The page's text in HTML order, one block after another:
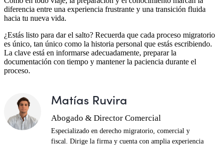
diferencia entre una experiencia frustrante y una transición fluida
hacia tu nueva vida.
¿Estás listo para dar el salto? Recuerda que cada proceso migratorio
es único, tan único como la historia personal que estás escribiendo.
La clave está en informarse adecuadamente, preparar la
documentación con tiempo y mantener la paciencia durante el
proceso.
Matías Ruvira
Abogado & Director Comercial
Especializado en derecho migratorio, comercial y
fiscal. Dirige la firma y cuenta con amplia experiencia